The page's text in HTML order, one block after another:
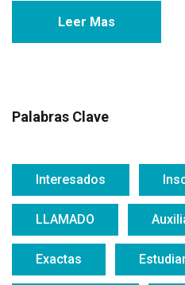
Leer Mas
Palabras Clave
Interesados
LLAMADO
Exactas